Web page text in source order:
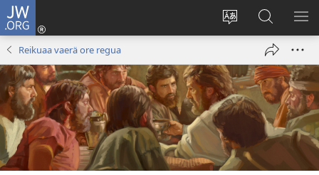
JW.ORG
Epoepɨ
Reike
vaerä
nueva
ventana)
Eeka
JW.ORG
Reikuaa vaerä ore regua